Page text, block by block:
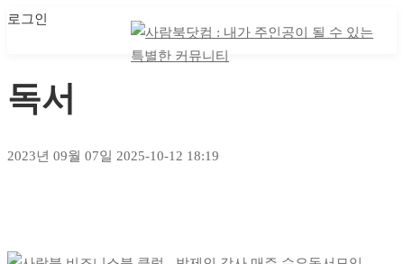
로그인
독서
2023년 09월 07일 2025-10-12 18:19